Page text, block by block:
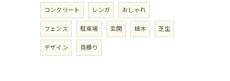
コンクリート レンガ おしゃれ
フェンス 駐車場 玄関 植木 芝生
デザイン 見積り